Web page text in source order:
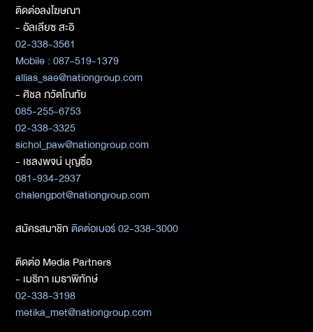
ติดต่อลงโฆษณา
- อัลเลียซ สะอิ
02-338-3561
Mobile : 087-519-1379
allias_sae@nationgroup.com
- ศิชล ภวัตโณทัย
085-255-6753
02-338-3325
sichol_paw@nationgroup.com
- เชลงพจน์ บุญซื่อ
081-934-2937
chalengpot@nationgroup.com
สมัครสมาชิกติดต่อเบอร์ 02-338-3000
ติดต่อ Media Partners
- เมธิกา เมธาพิทักษ์
02-338-3198
metika_met@nationgroup.com